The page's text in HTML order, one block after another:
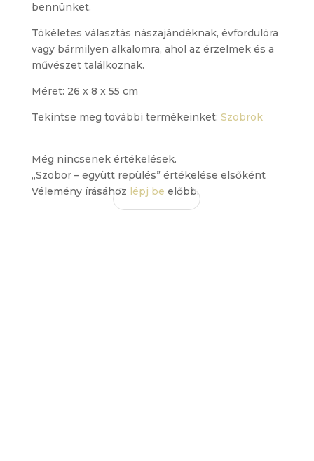
bennünket.
Tökéletes választás nászajándéknak, évfordulóra
vagy bármilyen alkalomra, ahol az érzelmek és a
művészet találkoznak.
Méret: 26 x 8 x 55 cm
Tekintse meg további termékeinket: Szobrok
Még nincsenek értékelések.
„Szobor – együtt repülés” értékelése elsőként
Vélemény írásáhozlépj beelőbb.